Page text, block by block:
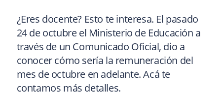
¿Eres docente? Esto te interesa. El pasado
24 de octubre el Ministerio de Educación a
través de un Comunicado Oficial, dio a
conocer cómo sería la remuneración del
mes de octubre en adelante. Acá te
contamos más detalles.